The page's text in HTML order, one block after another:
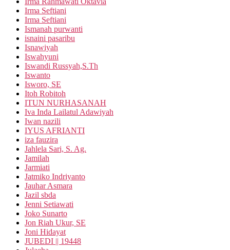
Irma Seftiani
Irma Seftiani
Ismanah purwanti
isnaini pasaribu
Isnawiyah
Iswahyuni
Iswandi Russyah,S.Th
Iswanto
Isworo, SE
Itoh Robitoh
ITUN NURHASANAH
Iva Inda Lailatul Adawiyah
Iwan nazili
IYUS AFRIANTI
iza fauzira
Jahlela Sari, S. Ag.
Jamilah
Jarmiati
Jatmiko Indriyanto
Jauhar Asmara
Jazil sbda
Jenni Setiawati
Joko Sunarto
Jon Riah Ukur, SE
Joni Hidayat
JUBEDI || 19448